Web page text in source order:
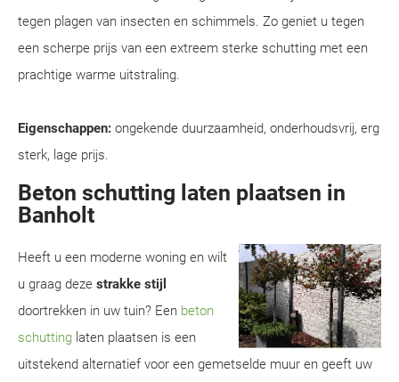
tegen plagen van insecten en schimmels. Zo geniet u tegen
een scherpe prijs van een extreem sterke schutting met een
prachtige warme uitstraling.
Eigenschappen: ongekende duurzaamheid, onderhoudsvrij, erg
sterk, lage prijs.
Beton schutting laten plaatsen in
Banholt
Heeft u een moderne woning en wilt
u graag deze strakke stijl
doortrekken in uw tuin? Een beton
schutting laten plaatsen is een
uitstekend alternatief voor een gemetselde muur en geeft uw